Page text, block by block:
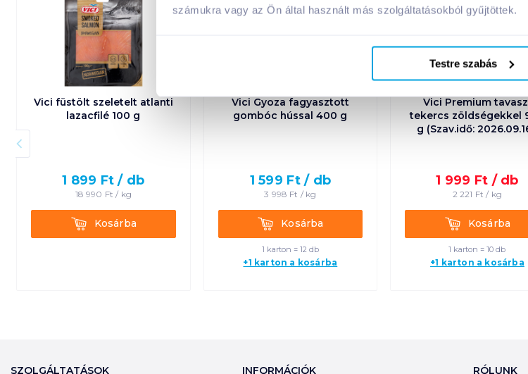
számukra vagy az Ön által használt más szolgáltatásokból gyűjtöttek.
Testre szabás
Vici füstölt szeletelt atlanti
lazacfilé 100 g
1 899 Ft / db
18 990 Ft / kg
KosárbaKosárba
Vici Gyoza fagyasztott
gombóc hússal 400 g
1 599 Ft / db
3 998 Ft / kg
KosárbaKosárba
1 karton = 12 db
+1 karton a kosárba
Vici Premium
tekercs zöldségekkel
g (Szav.idő:
1 999 Ft / db
2 221 Ft / kg
KosárbaKosárba
1 karton = 10 db
+1 karton a kosárba
SZOLGÁLTATÁSOK INFORMÁCIÓK RÓLUNK